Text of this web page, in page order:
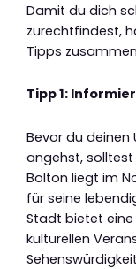
Damit du dich
zurechtfindest,
Tipps
Tipp 1:
Bevor du deinen
angehst, solltest
Bolton liegt im
für seine
Stadt bietet eine
kulturellen